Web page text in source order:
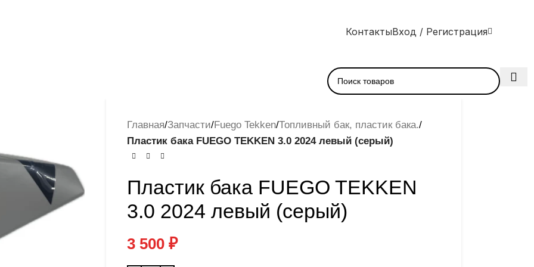
КонтактыВход / Регистрация
Главная/Запчасти/Fuego Tekken/Топливный бак, пластик бака./
Пластик бака FUEGO TEKKEN 3.0 2024 левый (серый)
Пластик бака FUEGO TEKKEN
3.0 2024 левый (серый)
3 500 ₽